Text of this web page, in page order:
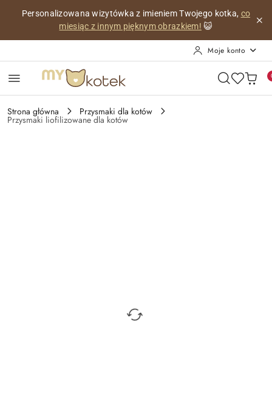
Przejdź do treści głównej
Przejdź do wyszukiwarki
Przejdź do moje konto
Przejdź do menu głównego
Przejdź do opisu produktu
Przejdź do stopki
Personalizowana wizytówka z imieniem Twojego kotka, co
miesiąc z innym pięknym obrazkiem! 😺
Moje konto
Strona główna Przysmaki dla kotów
Przysmaki liofilizowane dla kotów